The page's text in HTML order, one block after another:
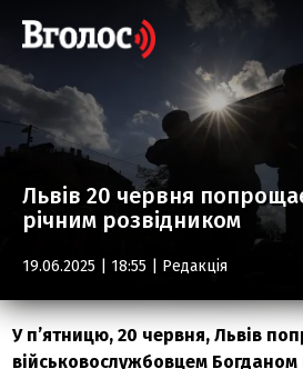
Львів 20 червня
річним розвідником
19.06.2025 | 18:55 | Редакція
У п’ятницю, 20 червня, Львів
військовослужбовцем